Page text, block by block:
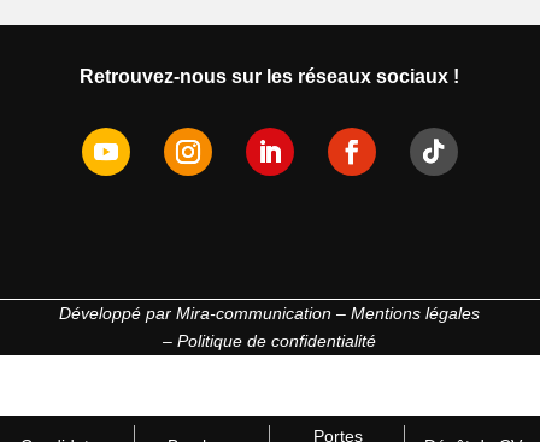
Portes
Retrouvez-nous sur les réseaux sociaux !
Développé parMira-communication –Mentions légales
–Politique de confidentialité